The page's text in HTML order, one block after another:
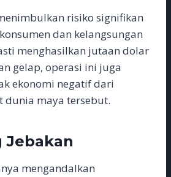
risiko signifikan
dan kelangsungan
menghasilkan jutaan dolar
gelap, operasi ini juga
ekonomi negatif dari
dunia maya tersebut.
Jebakan
mengandalkan